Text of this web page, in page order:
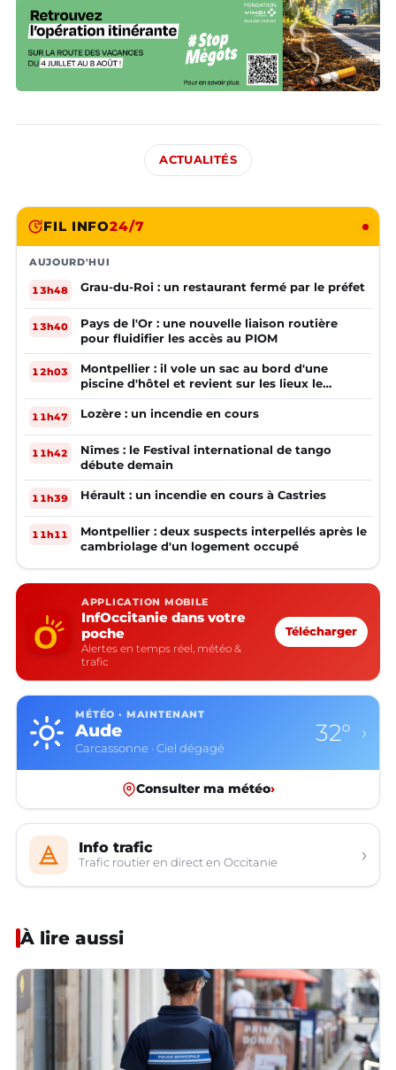
ACTUALITÉS
FIL INFO24/7
AUJOURD'HUI
13h48 Grau-du-Roi : un restaurant fermé par le préfet
13h40
Pays de l'Or : une nouvelle liaison routière
pour fluidifier les accès au PIOM
12h03
Montpellier : il vole un sac au bord d'une
piscine d'hôtel et revient sur les lieux le
lendemain
11h47 Lozère : un incendie en cours
11h42
Nîmes : le Festival international de tango
débute demain
11h39 Hérault : un incendie en cours à Castries
11h11
Montpellier : deux suspects interpellés après le
cambriolage d'un logement occupé
APPLICATION MOBILE
InfOccitanie dans votre
poche
Alertes en temps réel, météo &
trafic
Télécharger
MÉTÉO · MAINTENANT
Aude
Carcassonne · Ciel dégagé
32° ›
Consulter ma météo›
Info trafic
Trafic routier en direct en Occitanie ›
À lire aussi